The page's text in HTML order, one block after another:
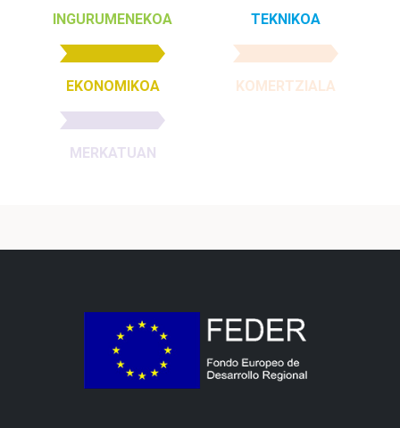
INGURUMENEKOA TEKNIKOA
EKONOMIKOA KOMERTZIALA
MERKATUAN